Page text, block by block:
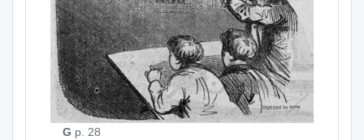
G p. 28